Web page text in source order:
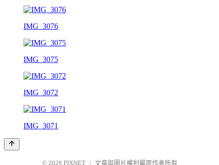
IMG_3076
IMG_3075
IMG_3072
IMG_3071
© 2026 PIXNET 文章與圖片權利屬原作者所有